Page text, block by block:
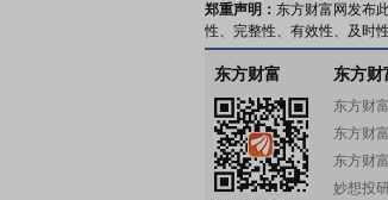
郑重声明： 东方财富网发布
性、完整性、有效性、及时
东方财富 东方财
东方财
东方财
东方财
妙想投